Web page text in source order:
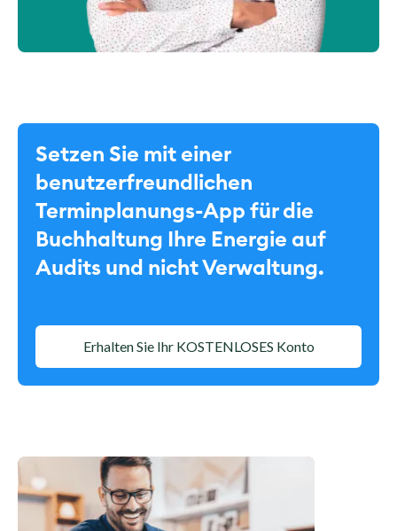
Setzen Sie mit einer
benutzerfreundlichen
Terminplanungs-App für die
Buchhaltung Ihre Energie auf
Audits und nicht Verwaltung.
Erhalten Sie Ihr KOSTENLOSES Konto